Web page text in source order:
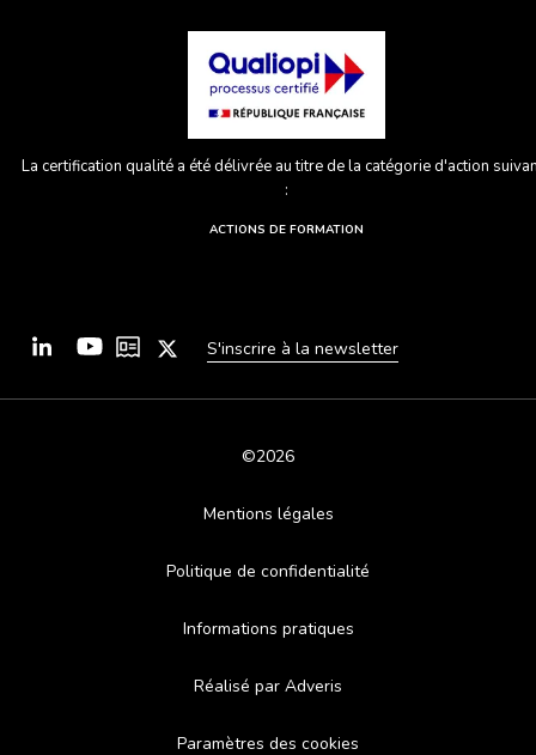
La certification qualité a été délivrée au titre de la catégorie d'action
:
ACTIONS DE FORMATION
S'inscrire à la newsletter
©2026
Mentions légales
Politique de confidentialité
Informations pratiques
Réalisé par Adveris
Paramètres des cookies